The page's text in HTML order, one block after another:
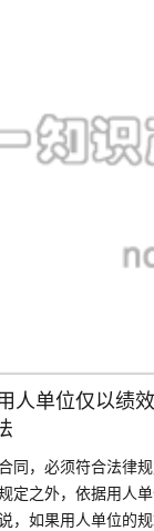
人单位仅以绩
同，必须符合法律
定之外，依据用人
，如果用人单位的